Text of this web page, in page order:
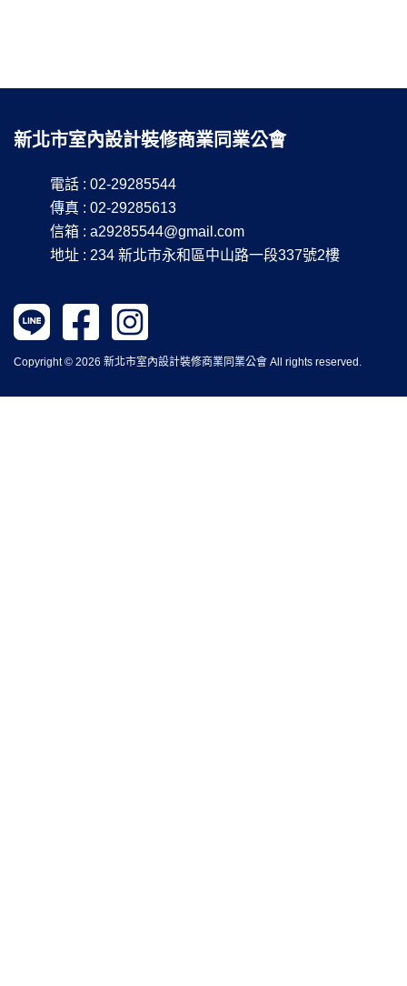
新北市室內設計裝修商業同業公會
電話 : 02-29285544
傳真 : 02-29285613
信箱 : a29285544@gmail.com
地址 : 234 新北市永和區中山路一段337號2樓
Copyright © 2026 新北市室內設計裝修商業同業公會 All rights reserved.